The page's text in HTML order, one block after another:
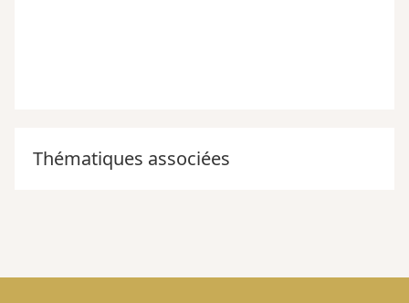
Thématiques associées